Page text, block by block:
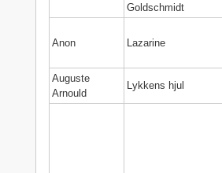
Goldschmidt
Anon Lazarine
Auguste
Arnould
Lykkens hjul